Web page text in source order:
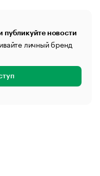
публикуйте новости
личный бренд